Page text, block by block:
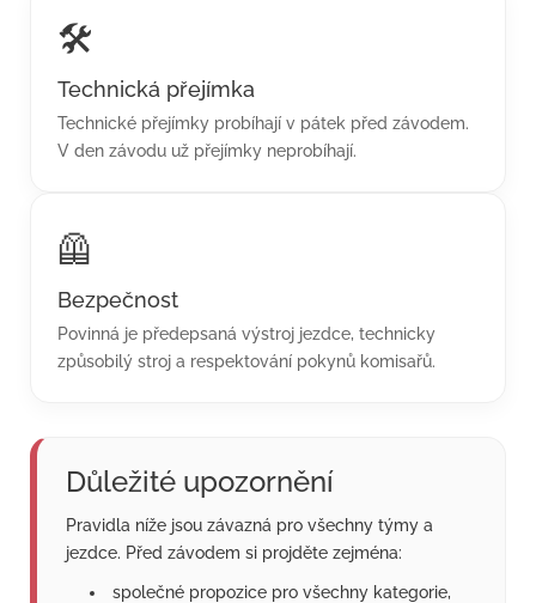
🛠️
Technická přejímka
Technické přejímky probíhají v pátek před závodem.
V den závodu už přejímky neprobíhají.
🦺
Bezpečnost
Povinná je předepsaná výstroj jezdce, technicky
způsobilý stroj a respektování pokynů komisařů.
Důležité upozornění
Pravidla níže jsou závazná pro všechny týmy a
jezdce. Před závodem si projděte zejména:
společné propozice pro všechny kategorie,